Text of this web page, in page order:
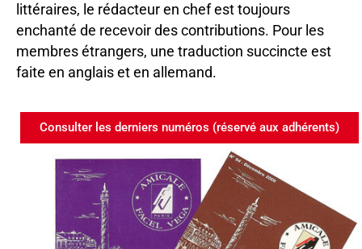
littéraires, le rédacteur en chef est toujours
enchanté de recevoir des contributions. Pour les
membres étrangers, une traduction succincte est
faite en anglais et en allemand.
Consulter les derniers numéros (réservé aux adhérents)